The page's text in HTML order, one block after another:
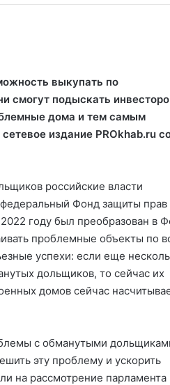
выкупать по
смогут подыскать
дома и тем самым
издание PROkhab.ru
российские власти
Фонд защиты прав
году был преобразован в
проблемные объекты по
успехи: если еще
дольщиков, то сейчас их
домов сейчас
с обманутыми
эту проблему и ускорить
на рассмотрение парламента